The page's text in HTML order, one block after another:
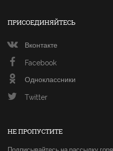
ПРИСОЕДИНЯЙТЕСЬ
Вконтакте
Facebook
Одноклассники
Twitter
НЕ ПРОПУСТИТЕ